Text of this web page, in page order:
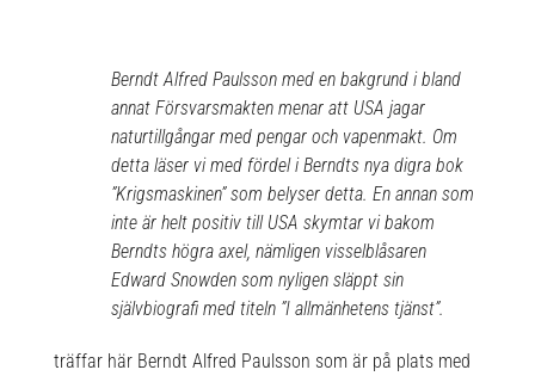
Berndt Alfred Paulsson med en bakgrund i bland
annat Försvarsmakten menar att USA jagar
naturtillgångar med pengar och vapenmakt. Om
detta läser vi med fördel i Berndts nya digra bok
”Krigsmaskinen” som belyser detta. En annan som
inte är helt positiv till USA skymtar vi bakom
Berndts högra axel, nämligen visselblåsaren
Edward Snowden som nyligen släppt sin
självbiografi med titeln ”I allmänhetens tjänst”.
träffar här Berndt Alfred Paulsson som är på plats med